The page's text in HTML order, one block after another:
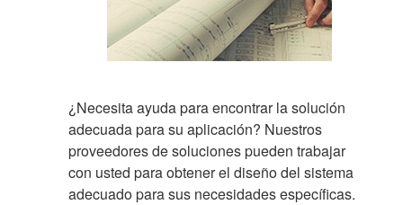
¿Necesita ayuda para encontrar la solución
adecuada para su aplicación? Nuestros
proveedores de soluciones pueden trabajar
con usted para obtener el diseño del sistema
adecuado para sus necesidades específicas.